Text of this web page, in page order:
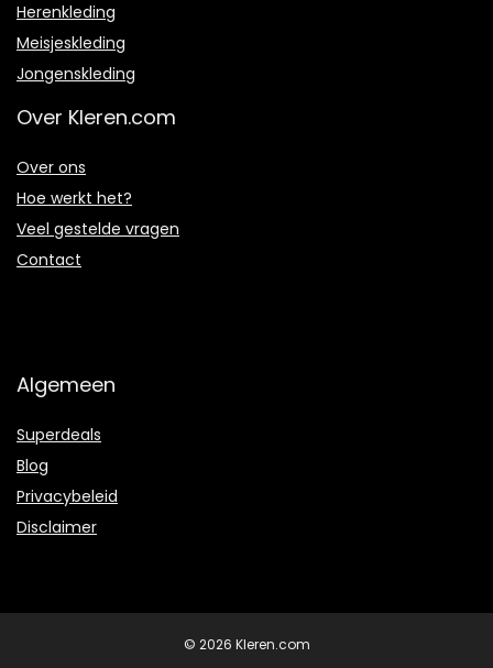
Herenkleding
Meisjeskleding
Jongenskleding
Over Kleren.com
Over ons
Hoe werkt het?
Veel gestelde vragen
Contact
Algemeen
Superdeals
Blog
Privacybeleid
Disclaimer
© 2026 Kleren.com